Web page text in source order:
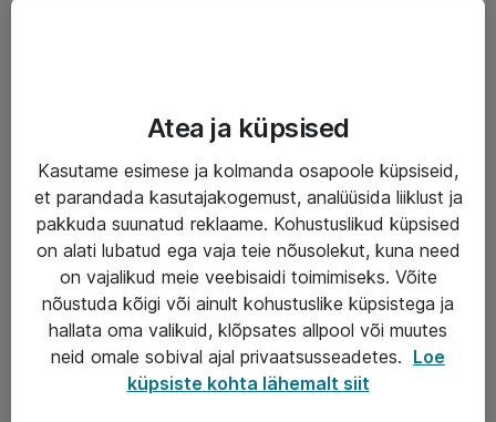
IT taristu
Haldusteenused
Garantii
Turva- ja nõrkvoolulahendused
AS ATEA
Atea ja küpsised
Kasutame esimese ja kolmanda osapoole küpsiseid,
et parandada kasutajakogemust, analüüsida liiklust ja
pakkuda suunatud reklaame. Kohustuslikud küpsised
on alati lubatud ega vaja teie nõusolekut, kuna need
on vajalikud meie veebisaidi toimimiseks. Võite
nõustuda kõigi või ainult kohustuslike küpsistega ja
hallata oma valikuid, klõpsates allpool või muutes
neid omale sobival ajal privaatsusseadetes. Loe
küpsiste kohta lähemalt siit